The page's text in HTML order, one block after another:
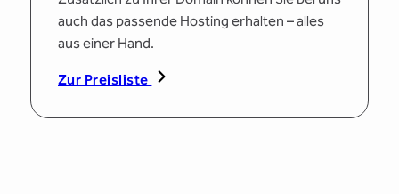
auch das passende Hosting erhalten – alles
aus einer Hand.
Zur Preisliste